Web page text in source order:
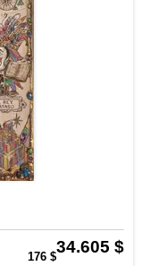
34.605 $
176 $